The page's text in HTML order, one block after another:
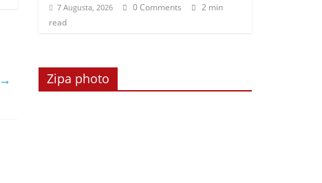
→
7 Augusta, 2026 0 Comments
2 min
read
Zipa photo